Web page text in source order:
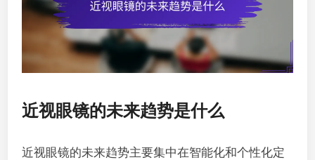
近视眼镜的未来趋势是什么
近视眼镜的未来趋势主要集中在智能化和个性化定